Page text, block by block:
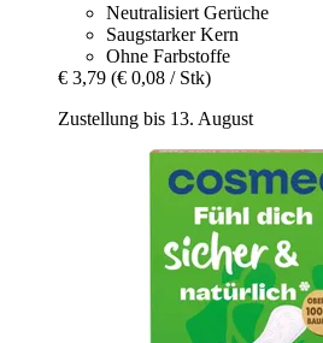
Neutralisiert Gerüche
Saugstarker Kern
Ohne Farbstoffe
€ 3,79 (€ 0,08 / Stk)
Zustellung bis 13. August